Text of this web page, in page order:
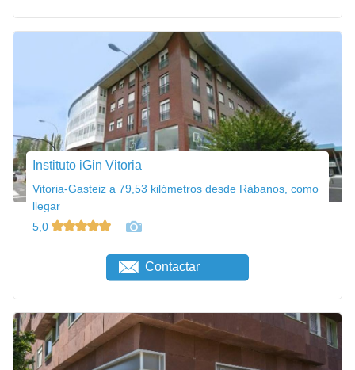
Instituto iGin Vitoria
Vitoria-Gasteiz a 79,53 kilómetros desde Rábanos, como
llegar
5,0
Contactar